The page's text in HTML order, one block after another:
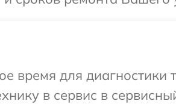
время для диагностики
в сервис в